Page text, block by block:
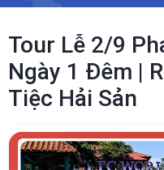
Tour Lễ 2/9
Ngày 1 Đêm |
Tiệc Hải Sản